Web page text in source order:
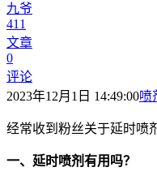
九爷
411
文章
0
评论
2023年12月1日 14:49:00喷
经常收到粉丝关于延时喷
一、延时喷剂有用吗？